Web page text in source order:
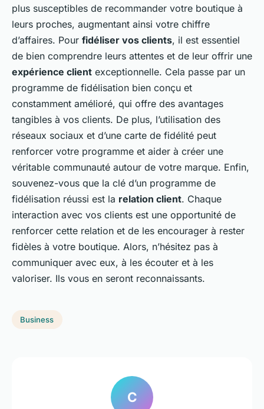
plus susceptibles de recommander votre boutique à
leurs proches, augmentant ainsi votre chiffre
d’affaires. Pour fidéliser vos clients, il est essentiel
de bien comprendre leurs attentes et de leur offrir une
expérience client exceptionnelle. Cela passe par un
programme de fidélisation bien conçu et
constamment amélioré, qui offre des avantages
tangibles à vos clients. De plus, l’utilisation des
réseaux sociaux et d’une carte de fidélité peut
renforcer votre programme et aider à créer une
véritable communauté autour de votre marque. Enfin,
souvenez-vous que la clé d’un programme de
fidélisation réussi est la relation client. Chaque
interaction avec vos clients est une opportunité de
renforcer cette relation et de les encourager à rester
fidèles à votre boutique. Alors, n’hésitez pas à
communiquer avec eux, à les écouter et à les
valoriser. Ils vous en seront reconnaissants.
Business
C